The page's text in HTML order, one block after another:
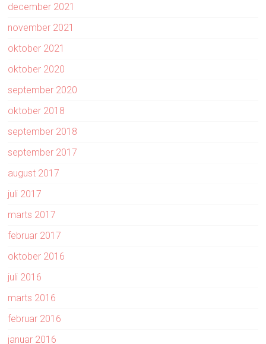
december 2021
november 2021
oktober 2021
oktober 2020
september 2020
oktober 2018
september 2018
september 2017
august 2017
juli 2017
marts 2017
februar 2017
oktober 2016
juli 2016
marts 2016
februar 2016
januar 2016